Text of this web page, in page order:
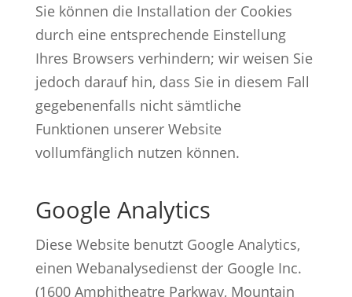
Sie können die Installation der Cookies
durch eine entsprechende Einstellung
Ihres Browsers verhindern; wir weisen Sie
jedoch darauf hin, dass Sie in diesem Fall
gegebenenfalls nicht sämtliche
Funktionen unserer Website
vollumfänglich nutzen können.
Google Analytics
Diese Website benutzt Google Analytics,
einen Webanalysedienst der Google Inc.
(1600 Amphitheatre Parkway, Mountain